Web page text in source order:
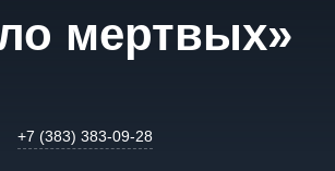
мертвых»
+7 (383) 383-09-28